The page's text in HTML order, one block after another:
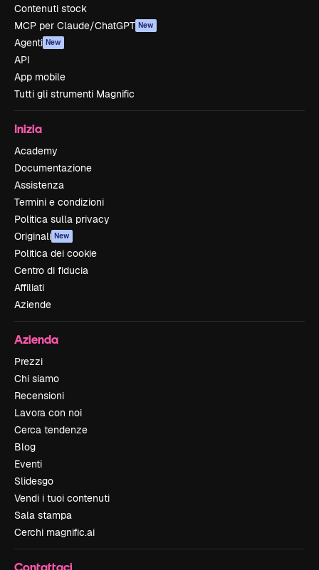
Contenuti stock
MCP per Claude/ChatGPT New
Agenti New
API
App mobile
Tutti gli strumenti Magnific
Inizia
Academy
Documentazione
Assistenza
Termini e condizioni
Politica sulla privacy
Originali New
Politica dei cookie
Centro di fiducia
Affiliati
Aziende
Azienda
Prezzi
Chi siamo
Recensioni
Lavora con noi
Cerca tendenze
Blog
Eventi
Slidesgo
Vendi i tuoi contenuti
Sala stampa
Cerchi magnific.ai
Contattaci